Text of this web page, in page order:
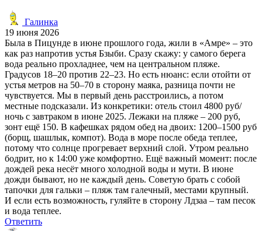
Галинка
19 июня 2026
Была в Пицунде в июне прошлого года, жили в «Амре» – это
как раз напротив устья Бзыби. Сразу скажу: у самого берега
вода реально прохладнее, чем на центральном пляже.
Градусов 18–20 против 22–23. Но есть нюанс: если отойти от
устья метров на 50–70 в сторону маяка, разница почти не
чувствуется. Мы в первый день расстроились, а потом
местные подсказали. Из конкретики: отель стоил 4800 руб/
ночь с завтраком в июне 2025. Лежаки на пляже – 200 руб,
зонт ещё 150. В кафешках рядом обед на двоих: 1200–1500 руб
(борщ, шашлык, компот). Вода в море после обеда теплее,
потому что солнце прогревает верхний слой. Утром реально
бодрит, но к 14:00 уже комфортно. Ещё важный момент: после
дождей река несёт много холодной воды и мути. В июне
дожди бывают, но не каждый день. Советую брать с собой
тапочки для гальки – пляж там галечный, местами крупный.
И если есть возможность, гуляйте в сторону Лдзаа – там песок
и вода теплее.
Ответить